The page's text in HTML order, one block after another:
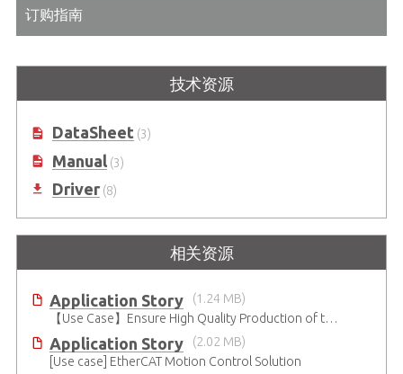
订购指南
技术资源
DataSheet(3)
Manual(3)
Driver(8)
相关资源
Application Story
(1.24 MB)
【Use Case】Ensure High Quality Production of the EV Battery
Application Story
(2.02 MB)
[Use case] EtherCAT Motion Control Solution